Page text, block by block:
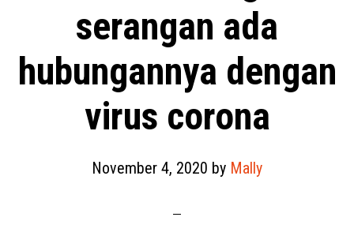
serangan ada
hubungannya dengan
virus corona
November 4, 2020 by Mally